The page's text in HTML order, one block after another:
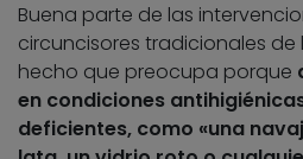
Buena parte de las
circuncisores tradicionales
hecho que preocupa porque
en condiciones
deficientes, como «una